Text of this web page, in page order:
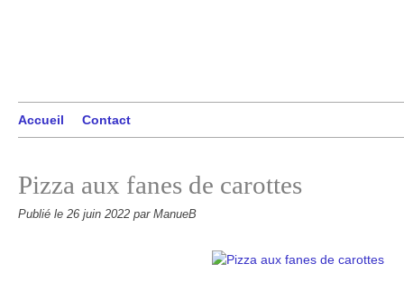
Accueil Contact
Pizza aux fanes de carottes
Publié le 26 juin 2022 par ManueB